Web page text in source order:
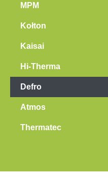
MPM
Kołton
Kaisai
Hi-Therma
Defro
Atmos
Thermatec